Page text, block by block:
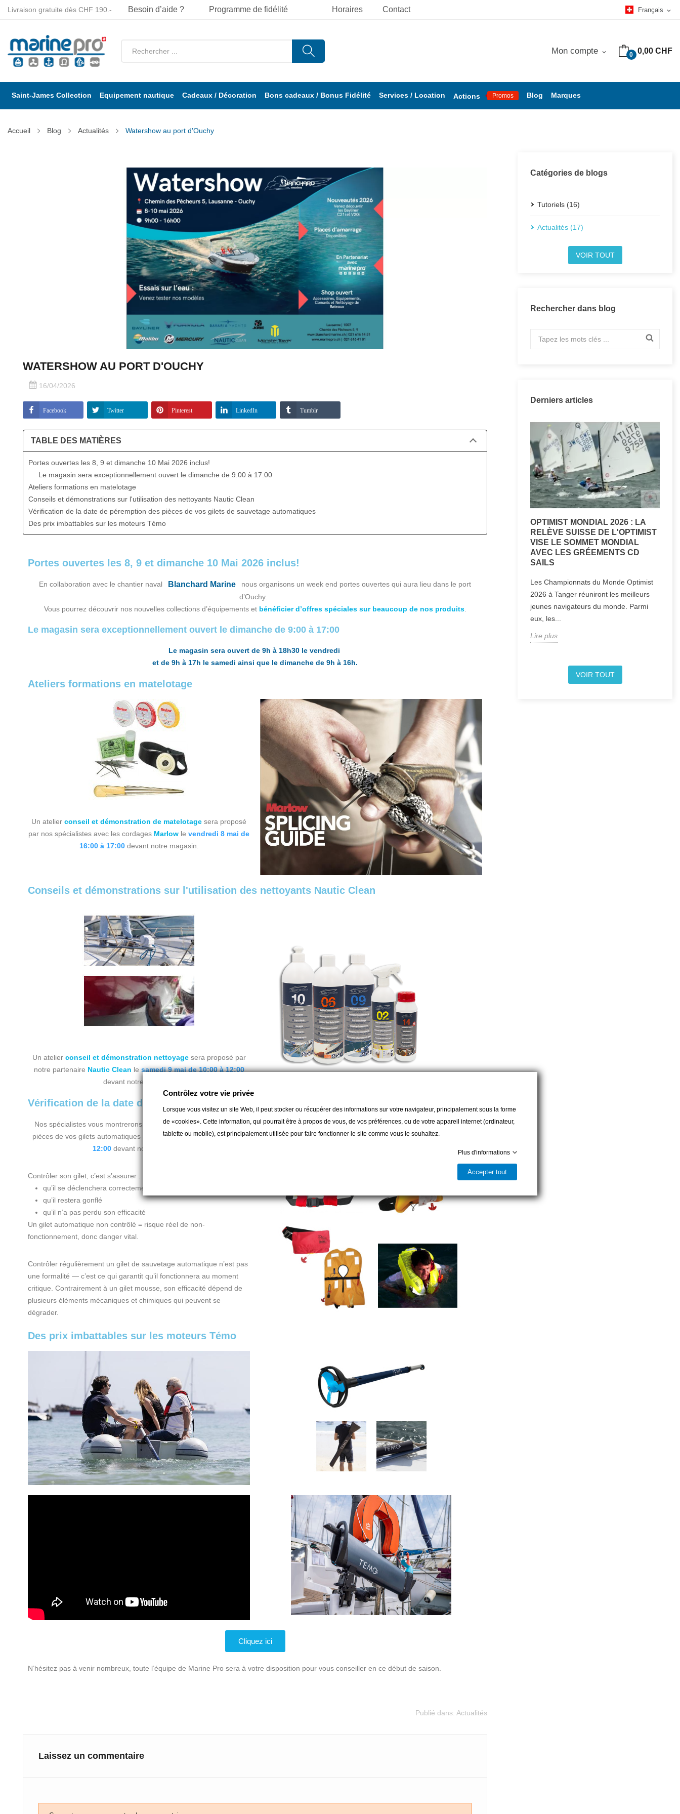
Horaires Contact Français expand_more
Livraison gratuite dès CHF 190.- Besoin d’aide ? Programme de fidélité
0 0,00 CHF
Mon compte expand_more
Saint-James Collection Equipement nautique Cadeaux / Décoration Bons cadeaux / Bonus Fidélité Services / Location Actions Promos Blog Marques
Accueil Blog Actualités Watershow au port d'Ouchy
WATERSHOW AU PORT D'OUCHY
16/04/2026
Facebook Twitter Pinterest LinkedIn Tumblr
TABLE DES MATIÈRES
Portes ouvertes les 8, 9 et dimanche 10 Mai 2026 inclus!
Le magasin sera exceptionnellement ouvert le dimanche de 9:00 à 17:00
Ateliers formations en matelotage
Conseils et démonstrations sur l'utilisation des nettoyants Nautic Clean
Vérification de la date de péremption des pièces de vos gilets de sauvetage automatiques
Des prix imbattables sur les moteurs Témo
Portes ouvertes les 8, 9 et dimanche 10 Mai 2026 inclus!
En collaboration avec le chantier naval Blanchard Marine
nous organisons un week end portes ouvertes qui aura lieu dans le port
d’Ouchy.
Vous pourrez découvrir nos nouvelles collections d’équipements et bénéficier d’offres spéciales sur beaucoup de nos produits.
Le magasin sera exceptionnellement ouvert le dimanche de 9:00 à 17:00
Le magasin sera ouvert de 9h à 18h30 le vendredi
et de 9h à 17h le samedi ainsi que le dimanche de 9h à 16h.
Ateliers formations en matelotage
Un atelier conseil et démonstration de matelotage sera proposé
par nos spécialistes avec les cordages Marlow le vendredi 8 mai de
16:00 à 17:00 devant notre magasin.
Conseils et démonstrations sur l'utilisation des nettoyants Nautic Clean
Un atelier conseil et démonstration nettoyage sera proposé par
notre partenaire Nautic Clean lesamedi 9 mai de 10:00 à 12:00
devant notre magasin.
Vérification de la date de péremption des pièces de vos gilets de sauvetage automatiques
Nos spécialistes vous montrerons comment vérifier la validité des
pièces de vos gilets automatiquesle
dimanche 10 mai de 10:00 à
12:00 devant notre magasin.
Contrôler son gilet, c’est s’assurer :
qu’il se déclenchera correctement
qu’il restera gonflé
qu’il n’a pas perdu son efficacité
Un gilet automatique non contrôlé = risque réel de non-
fonctionnement, donc danger vital.
Contrôler régulièrement un gilet de sauvetage automatique n’est pas
une formalité — c’est ce qui garantit qu’il fonctionnera au moment
critique. Contrairement à un gilet mousse, son efficacité dépend de
plusieurs éléments mécaniques et chimiques qui peuvent se
dégrader.
Des prix imbattables sur les moteurs Témo
Cliquez ici
N’hésitez pas à venir nombreux, toute l’équipe de Marine Pro sera à votre disposition pour vous conseiller en ce début de saison.
Publié dans: Actualités
Laissez un commentaire
Catégories de blogs
Tutoriels (16)
Actualités (17)
VOIR TOUT
Rechercher dans blog
Derniers articles
OPTIMIST MONDIAL 2026 : LA
RELÈVE SUISSE DE L'OPTIMIST
VISE LE SOMMET MONDIAL
AVEC LES GRÉEMENTS CD
SAILS
Les Championnats du Monde Optimist
2026 à Tanger réuniront les meilleurs
jeunes navigateurs du monde. Parmi
eux, les...
Lire plus
VOIR TOUT
Contrôlez votre vie privée
Lorsque vous visitez un site Web, il peut stocker ou récupérer des informations sur votre navigateur, principalement sous la forme
de «cookies». Cette information, qui pourrait être à propos de vous, de vos préférences, ou de votre appareil internet (ordinateur,
tablette ou mobile), est principalement utilisée pour faire fonctionner le site comme vous le souhaitez.
Plus d'informations
Accepter tout